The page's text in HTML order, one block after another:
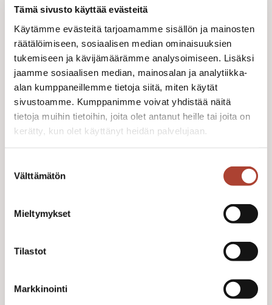
Tämä sivusto käyttää evästeitä
Käytämme evästeitä tarjoamamme sisällön ja mainosten
räätälöimiseen, sosiaalisen median ominaisuuksien
tukemiseen ja kävijämäärämme analysoimiseen. Lisäksi
jaamme sosiaalisen median, mainosalan ja analytiikka-
alan kumppaneillemme tietoja siitä, miten käytät
sivustoamme. Kumppanimme voivat yhdistää näitä
tietoja muihin tietoihin, joita olet antanut heille tai joita on
kerätty, kun olet käyttänyt heidän palvelujaan.
valinta
Välttämätön
Mieltymykset
Tilastot
Markkinointi
Brass and leather brooch with hela design
Buy